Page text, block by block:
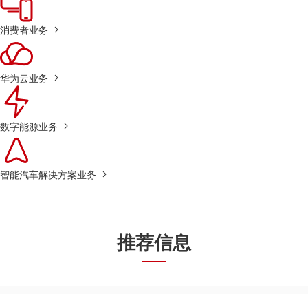
消费者业务
华为云业务
数字能源业务
智能汽车解决方案业务
推荐信息